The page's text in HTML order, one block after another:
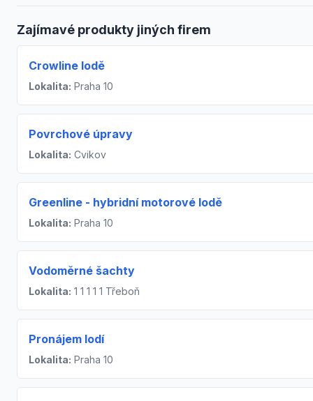
Zajímavé produkty jiných firem
Crowline lodě
Lokalita: Praha 10
Povrchové úpravy
Lokalita: Cvikov
Greenline - hybridní motorové lodě
Lokalita: Praha 10
Vodoměrné šachty
Lokalita: 1 1 1 1 1 Třeboň
Pronájem lodí
Lokalita: Praha 10